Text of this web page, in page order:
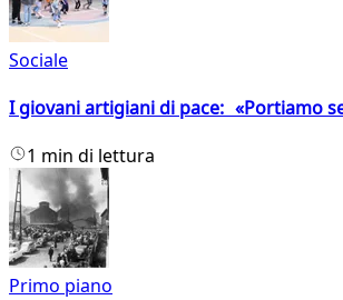
Sociale
I giovani artigiani di pace: «Portiamo
1 min di lettura
Primo piano